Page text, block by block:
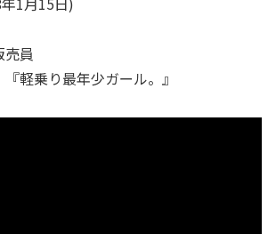
員
軽乗り最年少ガール。』